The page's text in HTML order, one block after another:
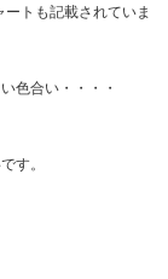
トも記載されていま
色合い・・・・
す。